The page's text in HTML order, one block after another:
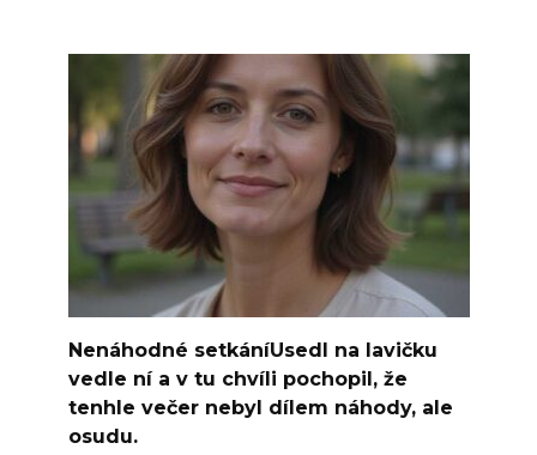
Nenáhodné setkáníUsedl na lavičku
vedle ní a v tu chvíli pochopil, že
tenhle večer nebyl dílem náhody, ale
osudu.